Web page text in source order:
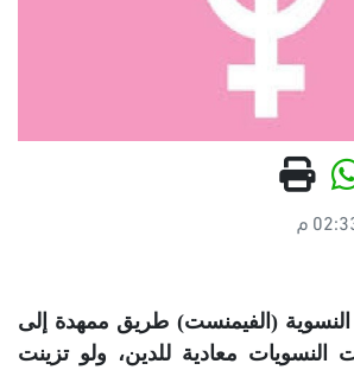
النسوية (الفيمنست) طريق ممهدة إلى
النسويات معادية للدين، ولو تزينت